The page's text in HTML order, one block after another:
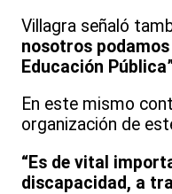
Villagra señaló
nosotros
Educación
En este mismo
organización de
“Es de vital
discapacidad, a